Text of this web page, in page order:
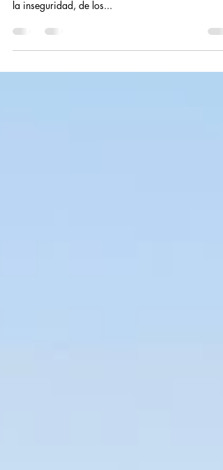
Puedes pasarte la vida esperando que alguien
la inseguridad, de los...